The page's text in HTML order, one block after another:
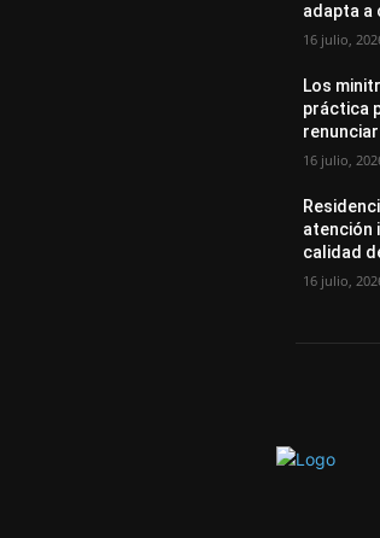
adapta a
16 julio,
Los
práctica
16 julio,
atención
calidad
16 julio,